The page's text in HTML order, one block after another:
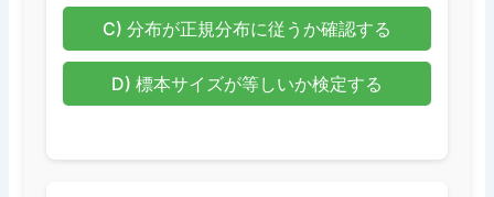
C) 分布が正規分布に従うか確認する
D) 標本サイズが等しいか検定する